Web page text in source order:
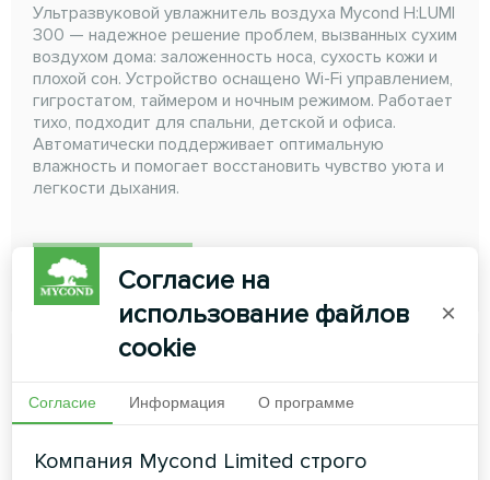
Ультразвуковой увлажнитель воздуха Mycond H:LUMI
300 — надежное решение проблем, вызванных сухим
воздухом дома: заложенность носа, сухость кожи и
плохой сон. Устройство оснащено Wi-Fi управлением,
гигростатом, таймером и ночным режимом. Работает
тихо, подходит для спальни, детской и офиса.
Автоматически поддерживает оптимальную
влажность и помогает восстановить чувство уюта и
легкости дыхания.
ЧИТАТЬ ДАЛЕЕСогласие на
использование файлов
cookie
×
Согласие Информация О программе
Компания Mycond Limited строго